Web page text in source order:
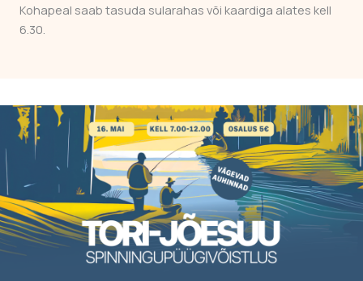
Kohapeal saab tasuda sularahas või kaardiga alates kell
6.30.